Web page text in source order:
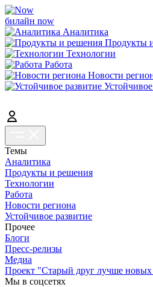
билайн now
Аналитика
Продукты
Технологии
Работа
Новости
Темы
Аналитика
Продукты и решения
Технологии
Работа
Новости региона
Устойчивое развитие
Прочее
Блоги
Пресс-релизы
Медиа
Проект "Старый друг лучше новых
Мы в соцсетях